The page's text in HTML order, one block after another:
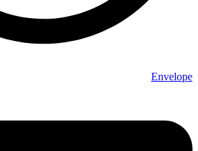
Envelope